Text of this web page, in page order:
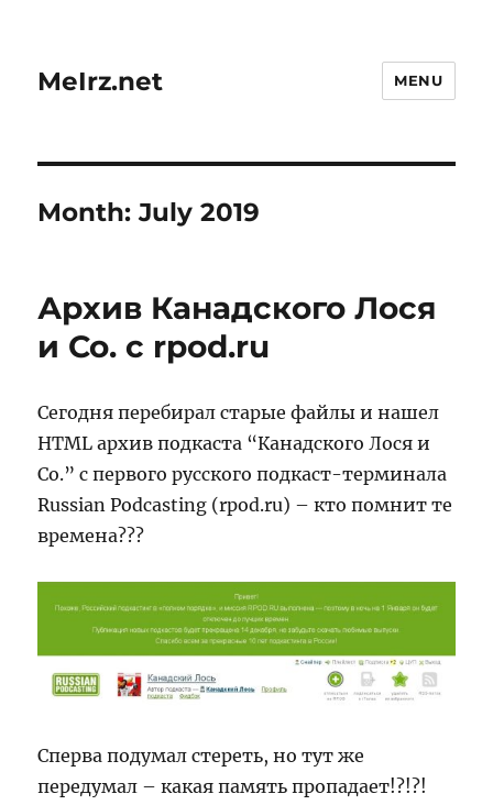
MeIrz.net MENU
Month:July 2019
Архив Канадского Лося
и Со. с rpod.ru
Сегодня перебирал старые файлы и нашел
HTML архив подкаста “Канадского Лося и
Со.” с первого русского подкаст-терминала
Russian Podcasting (rpod.ru) – кто помнит те
времена???
Сперва подумал стереть, но тут же
передумал – какая память пропадает!?!?!